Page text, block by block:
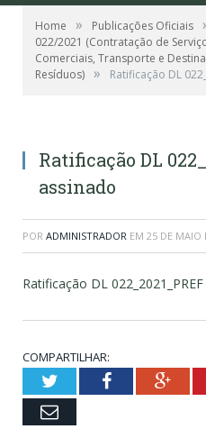
Home » Publicações Oficiais
022/2021 (Contratação de
Comerciais, Transporte e
Resíduos) » Ratificação DL
Ratificação DL
assinado
POR ADMINISTRADOR EM 25 DE MAIO
Ratificação DL
COMPARTILHAR:
TwitterFacebook
Email